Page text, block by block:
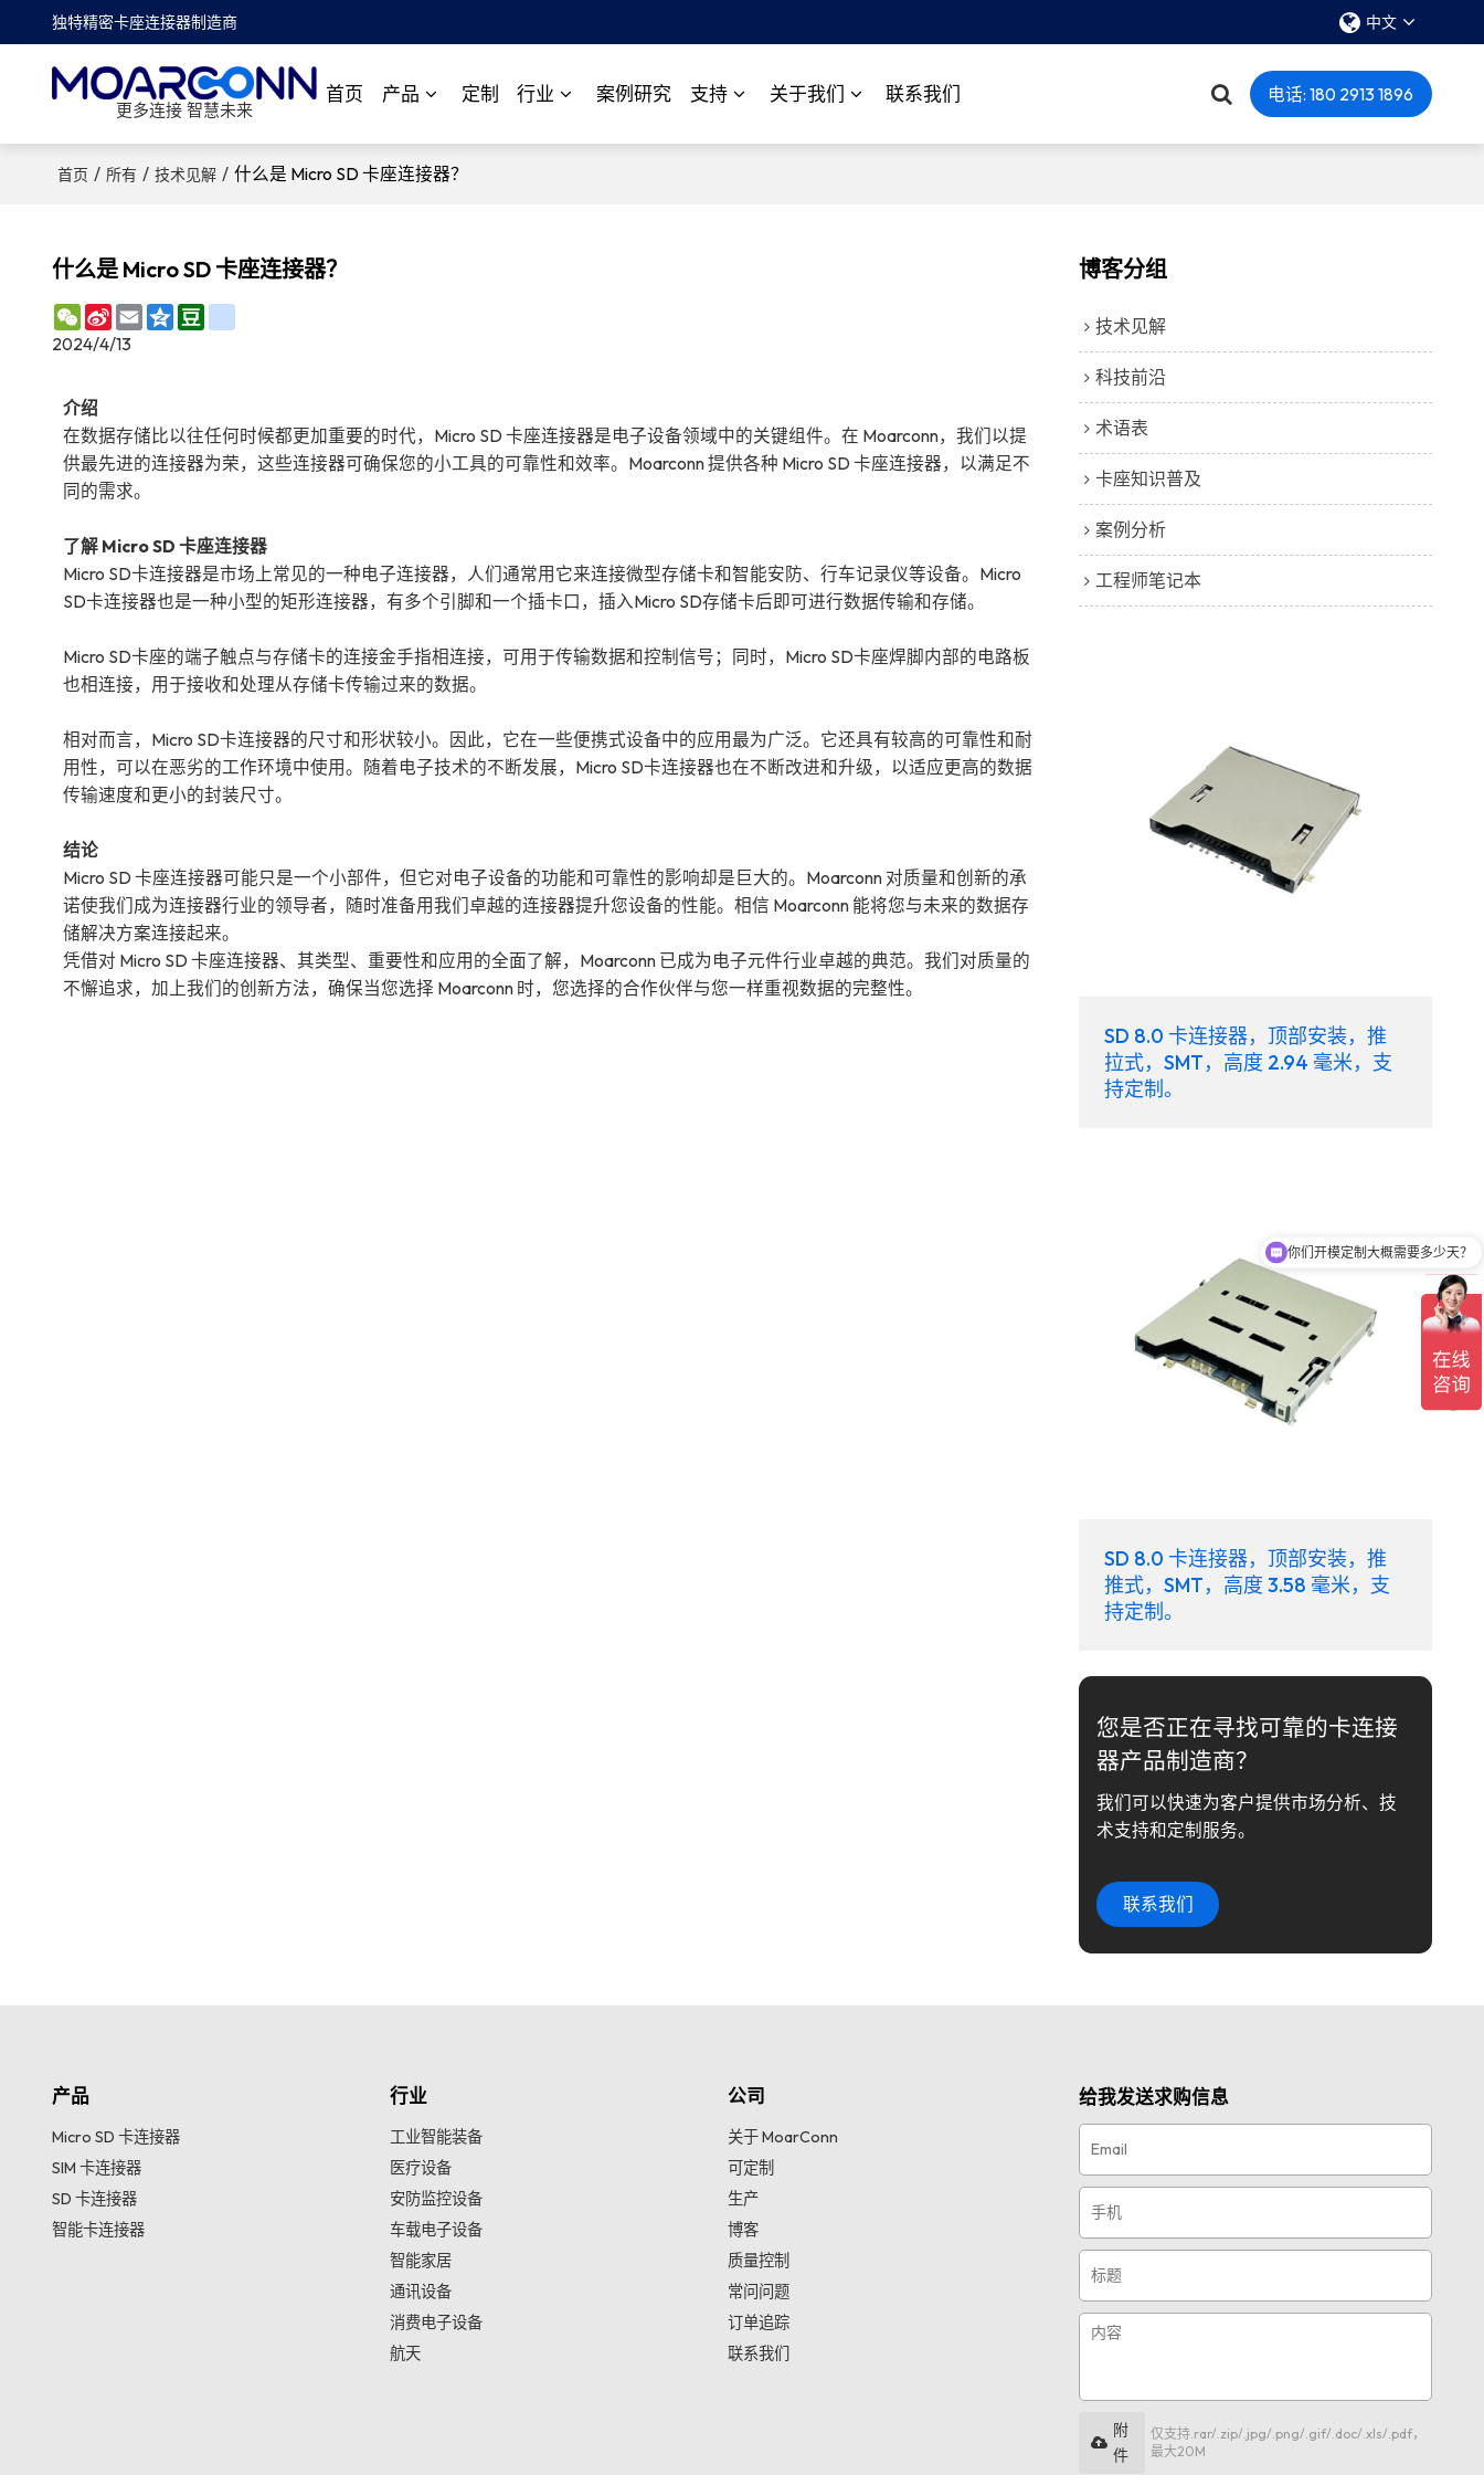
独特精密卡座连接器制造商 中文
更多连接 智慧未来
首页 产品 定制 行业 案例研究 支持 关于我们 联系我们 电话: 180 2913 1896
首页 / 所有 / 技术见解 / 什么是 Micro SD 卡座连接器？
什么是 Micro SD 卡座连接器？
WeChat
Sina
Weibo
EmailQzoneDoubanrenren
2024/4/13
介绍
在数据存储比以往任何时候都更加重要的时代，Micro SD 卡座连接器是电子设备领域中的关键组件。在 Moarconn，我们以提
供最先进的连接器为荣，这些连接器可确保您的小工具的可靠性和效率。Moarconn 提供各种 Micro SD 卡座连接器，以满足不
同的需求。
了解 Micro SD 卡座连接器
Micro SD卡连接器是市场上常见的一种电子连接器，人们通常用它来连接微型存储卡和智能安防、行车记录仪等设备。Micro
SD卡连接器也是一种小型的矩形连接器，有多个引脚和一个插卡口，插入Micro SD存储卡后即可进行数据传输和存储。
Micro SD卡座的端子触点与存储卡的连接金手指相连接，可用于传输数据和控制信号；同时，Micro SD卡座焊脚内部的电路板
也相连接，用于接收和处理从存储卡传输过来的数据。
相对而言，Micro SD卡连接器的尺寸和形状较小。因此，它在一些便携式设备中的应用最为广泛。它还具有较高的可靠性和耐
用性，可以在恶劣的工作环境中使用。随着电子技术的不断发展，Micro SD卡连接器也在不断改进和升级，以适应更高的数据
传输速度和更小的封装尺寸。
结论
Micro SD 卡座连接器可能只是一个小部件，但它对电子设备的功能和可靠性的影响却是巨大的。Moarconn 对质量和创新的承
诺使我们成为连接器行业的领导者，随时准备用我们卓越的连接器提升您设备的性能。相信 Moarconn 能将您与未来的数据存
储解决方案连接起来。
凭借对 Micro SD 卡座连接器、其类型、重要性和应用的全面了解，Moarconn 已成为电子元件行业卓越的典范。我们对质量的
不懈追求，加上我们的创新方法，确保当您选择 Moarconn 时，您选择的合作伙伴与您一样重视数据的完整性。
博客分组
技术见解
科技前沿
术语表
卡座知识普及
案例分析
工程师笔记本
SD 8.0 卡连接器，顶部安装，推
拉式，SMT，高度 2.94 毫米，支
持定制。
SD 8.0 卡连接器，顶部安装，推
推式，SMT，高度 3.58 毫米，支
持定制。
您是否正在寻找可靠的卡连接
器产品制造商？
我们可以快速为客户提供市场分析、技
术支持和定制服务。
联系我们
产品
Micro SD 卡连接器
SIM 卡连接器
SD 卡连接器
智能卡连接器
行业
工业智能装备
医疗设备
安防监控设备
车载电子设备
智能家居
通讯设备
消费电子设备
航天
公司
关于 MoarConn
可定制
生产
博客
质量控制
常问问题
订单追踪
联系我们
给我发送求购信息
仅支持.rar/.zip/.jpg/.png/.gif/.doc/.xls/.pdf，
最大20M
附
件
你们开模定制大概需要多少天？